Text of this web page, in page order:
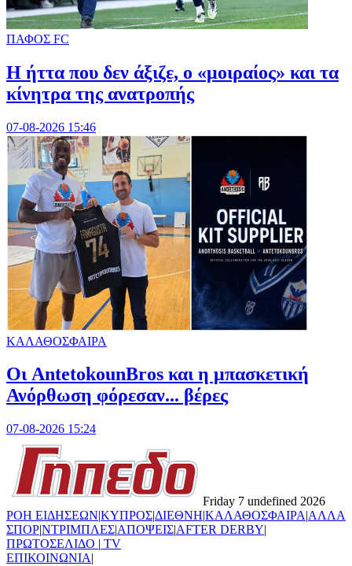
ΠΑΦΟΣ FC
Η ήττα που δεν άξιζε, ο «μοιραίος» και τα
κίνητρα της ανατροπής
07-08-2026 15:46
ΚΑΛΑΘΟΣΦΑΙΡΑ
Oι AntetokounBros και η μπασκετική
Ανόρθωση φόρεσαν... βέρες
07-08-2026 15:24
Friday 7 undefined 2026
ΡΟΗ ΕΙΔΗΣΕΩΝ|ΚΥΠΡΟΣ|ΔΙΕΘΝΗ|ΚΑΛΑΘΟΣΦΑΙΡΑ|ΑΛΛΑ
ΣΠΟΡ|ΝΤΡΙΜΠΛΕΣ|ΑΠΟΨΕΙΣ|AFTER DERBY|
ΠΡΩΤΟΣΕΛΙΔΟ | TV
ΕΠΙΚΟΙΝΩΝΙΑ|